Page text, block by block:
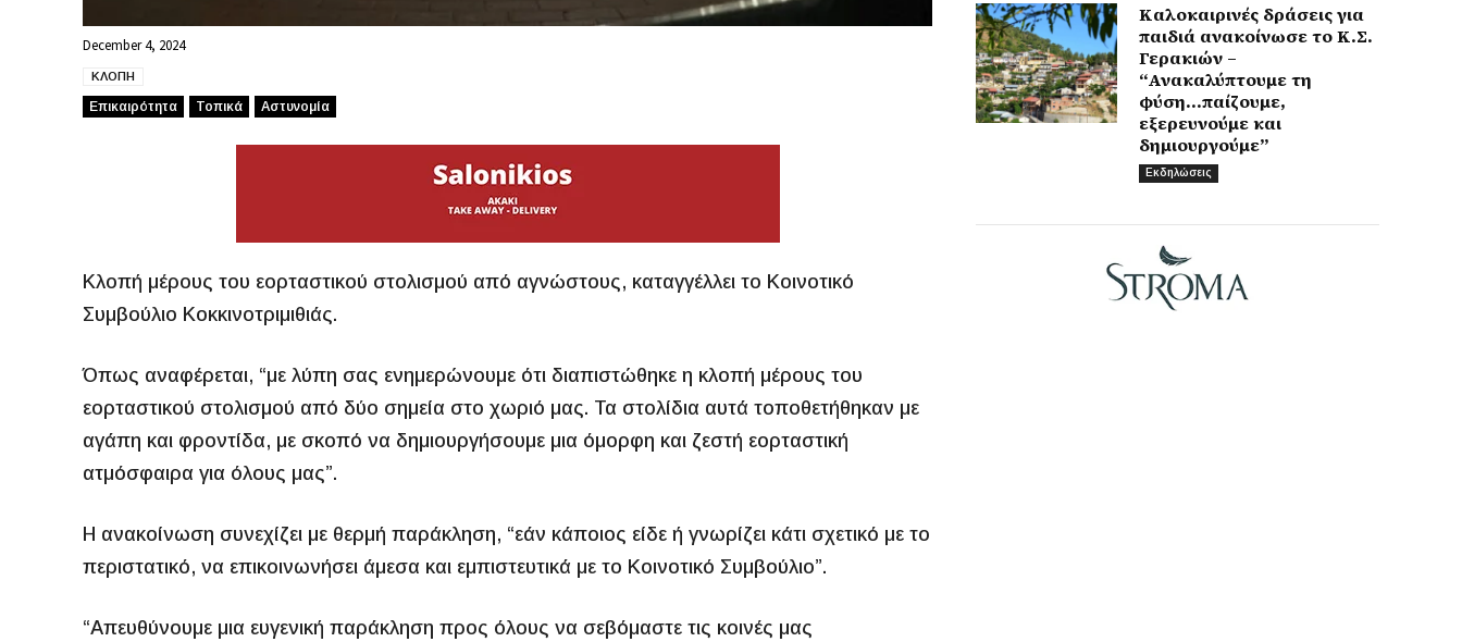
December 4, 2024
ΚΛΟΠΗ
Επικαιρότητα Τοπικά Αστυνομία
Κλοπή μέρους του εορταστικού στολισμού από αγνώστους, καταγγέλλει το Κοινοτικό
Συμβούλιο Κοκκινοτριμιθιάς.
Όπως αναφέρεται, “με λύπη σας ενημερώνουμε ότι διαπιστώθηκε η κλοπή μέρους του
εορταστικού στολισμού από δύο σημεία στο χωριό μας. Τα στολίδια αυτά τοποθετήθηκαν με
αγάπη και φροντίδα, με σκοπό να δημιουργήσουμε μια όμορφη και ζεστή εορταστική
ατμόσφαιρα για όλους μας”.
Η ανακοίνωση συνεχίζει με θερμή παράκληση, “εάν κάποιος είδε ή γνωρίζει κάτι σχετικό με το
περιστατικό, να επικοινωνήσει άμεσα και εμπιστευτικά με το Κοινοτικό Συμβούλιο”.
“Απευθύνουμε μια ευγενική παράκληση προς όλους να σεβόμαστε τις κοινές μας
Καλοκαιρινές δράσεις για
παιδιά ανακοίνωσε το Κ.Σ.
Γερακιών –
“Ανακαλύπτουμε τη
φύση…παίζουμε,
εξερευνούμε και
δημιουργούμε”
Εκδηλώσεις